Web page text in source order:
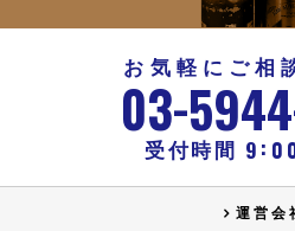
お気軽にご相
03-5944
受付時間 9 :
運営会